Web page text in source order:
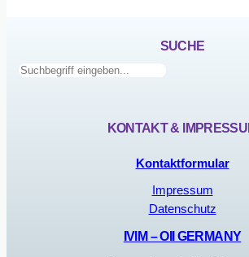
SUCHE
Suchen
KONTAKT &
Kontaktformular
Impressum
Datenschutz
IVIM – OII GERMANY